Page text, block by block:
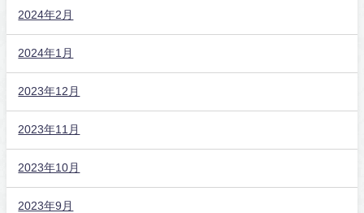
2024年2月
2024年1月
2023年12月
2023年11月
2023年10月
2023年9月